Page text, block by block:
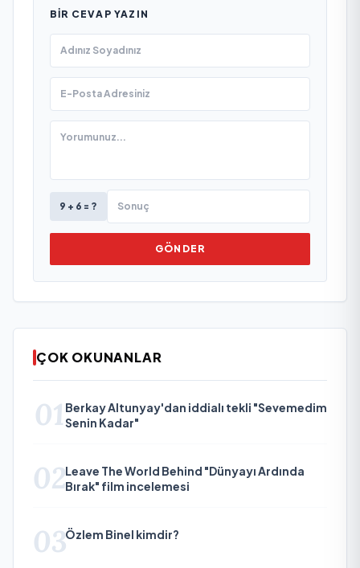
BIR CEVAP YAZIN
9 + 6 = ?
GÖNDER
ÇOK OKUNANLAR
01 Berkay Altunyay'dan iddialı tekli "Sevemedim
Senin Kadar"
02Leave The World Behind "Dünyayı Ardında
Bırak" film incelemesi
03Özlem Binel kimdir?